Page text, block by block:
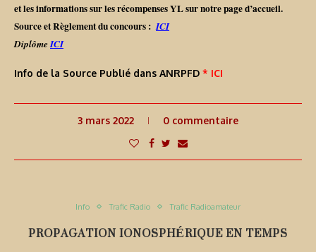
et les informations sur les récompenses YL sur notre page d’accueil.
Source et Règlement du concours :ICI
DiplômeICI
Info de la Source Publié dans ANRPFD * ICI
3 mars 2022 0 commentaire
Info Trafic Radio Trafic Radioamateur
PROPAGATION IONOSPHÉRIQUE EN TEMPS